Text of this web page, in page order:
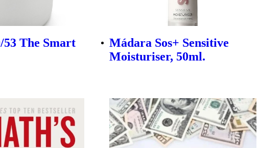
53 The Smart
Mádara Sos+ Sensitive
Moisturiser, 50ml.